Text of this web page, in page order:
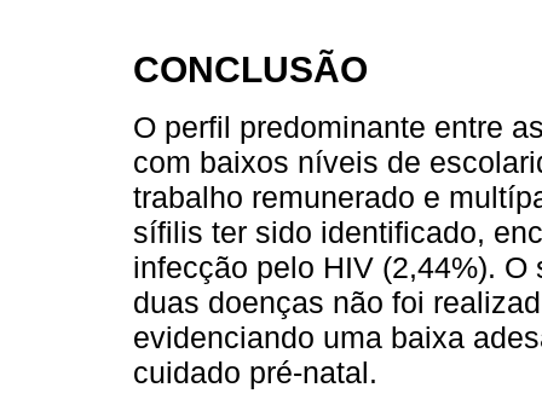
CONCLUSÃO
O perfil predominante entre
com baixos níveis de
trabalho remunerado e
sífilis ter sido identificado,
infecção pelo HIV (2,44%).
duas doenças não foi
evidenciando uma baixa
cuidado pré-natal.